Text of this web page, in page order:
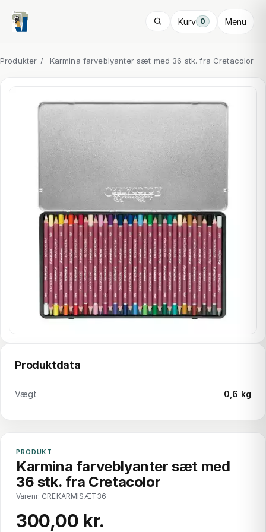
Kurv 0 Menu
Produkter / Karmina farveblyanter sæt med 36 stk. fra Cretacolor
Produktdata
Vægt 0,6 kg
PRODUKT
Karmina farveblyanter sæt med
36 stk. fra Cretacolor
Varenr: CREKARMISÆT36
300,00 kr.